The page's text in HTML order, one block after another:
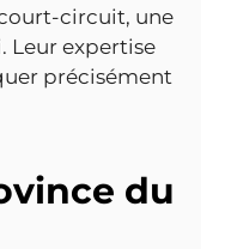
circuit, une
Leur expertise
précisément
du